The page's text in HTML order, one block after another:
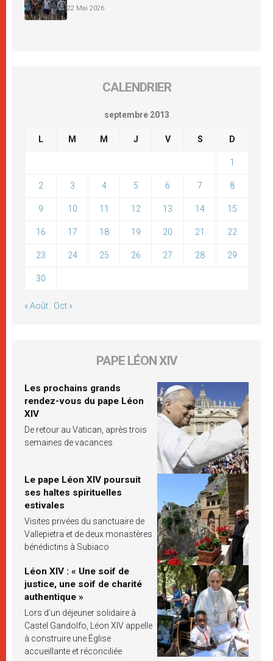
22 Mai 2026
CALENDRIER
septembre 2013
L M M J V S D
1
2 3 4 5 6 7 8
9 10 11 12 13 14 15
16 17 18 19 20 21 22
23 24 25 26 27 28 29
30
« Août Oct »
PAPE LÉON XIV
Les prochains grands
rendez-vous du pape Léon
XIV
De retour au Vatican, après trois
semaines de vacances
Le pape Léon XIV poursuit
ses haltes spirituelles
estivales
Visites privées du sanctuaire de
Vallepietra et de deux monastères
bénédictins à Subiaco
Léon XIV : « Une soif de
justice, une soif de charité
authentique »
Lors d’un déjeuner solidaire à
Castel Gandolfo, Léon XIV appelle
à construire une Église
accueillante et réconciliée